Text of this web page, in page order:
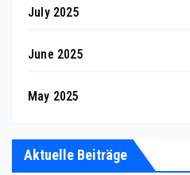
July 2025
June 2025
May 2025
Aktuelle Beiträge